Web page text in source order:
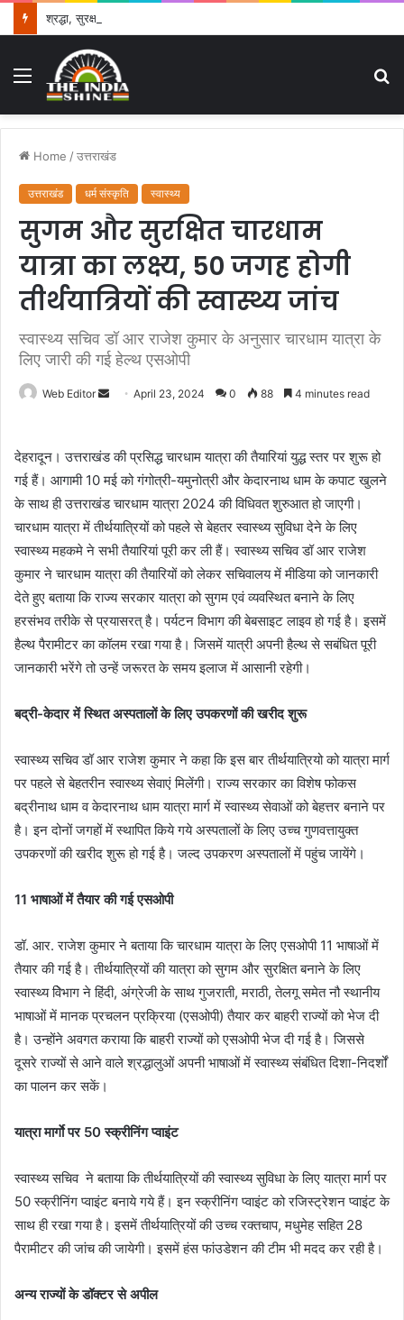
Menu
Home /उत्तराखंड
उत्तराखंड धर्म संस्कृति स्वास्थ्य
सुगम और सुरक्षित चारधाम
यात्रा का लक्ष्य, 50 जगह होगी
तीर्थयात्रियों की स्वास्थ्य जांच
स्वास्थ्य सचिव डॉ आर राजेश कुमार के अनुसार चारधाम यात्रा के
लिए जारी की गई हेल्थ एसओपी
Web Editor
d
a
n
e
m
a
April 23, 2024 0 88 4 minutes read
देहरादून। उत्तराखंड की प्रसिद्ध चारधाम यात्रा की तैयारियां युद्ध स्तर पर शुरू हो
गई हैं। आगामी 10 मई को गंगोत्री-यमुनोत्री और केदारनाथ धाम के कपाट खुलने
के साथ ही उत्तराखंड चारधाम यात्रा 2024 की विधिवत शुरुआत हो जाएगी।
चारधाम यात्रा में तीर्थयात्रियों को पहले से बेहतर स्वास्थ्य सुविधा देने के लिए
स्वास्थ्य महकमे ने सभी तैयारियां पूरी कर ली हैं। स्वास्थ्य सचिव डॉ आर राजेश
कुमार ने चारधाम यात्रा की तैयारियों को लेकर सचिवालय में मीडिया को जानकारी
देते हुए बताया कि राज्य सरकार यात्रा को सुगम एवं व्यवस्थित बनाने के लिए
हरसंभव तरीके से प्रयासरत् है। पर्यटन विभाग की बेबसाइट लाइव हो गई है। इसमें
हैल्थ पैरामीटर का कॉलम रखा गया है। जिसमें यात्री अपनी हैल्थ से सबंधित पूरी
जानकारी भरेंगे तो उन्हें जरूरत के समय इलाज में आसानी रहेगी।
बद्री-केदार में स्थित अस्पतालों के लिए उपकरणों की खरीद शुरू
स्वास्थ्य सचिव डॉ आर राजेश कुमार ने कहा कि इस बार तीर्थयात्रियो को यात्रा मार्ग
पर पहले से बेहतरीन स्वास्थ्य सेवाएं मिलेंगी। राज्य सरकार का विशेष फोकस
बद्रीनाथ धाम व केदारनाथ धाम यात्रा मार्ग में स्वास्थ्य सेवाओं को बेहत्तर बनाने पर
है। इन दोनों जगहों में स्थापित किये गये अस्पतालों के लिए उच्च गुणवत्तायुक्त
उपकरणों की खरीद शुरू हो गई है। जल्द उपकरण अस्पतालों में पहुंच जायेंगे।
11 भाषाओं में तैयार की गई एसओपी
डॉ. आर. राजेश कुमार ने बताया कि चारधाम यात्रा के लिए एसओपी 11 भाषाओं में
तैयार की गई है। तीर्थयात्रियों की यात्रा को सुगम और सुरक्षित बनाने के लिए
स्वास्थ्य विेभाग ने हिंदी, अंग्रेजी के साथ गुजराती, मराठी, तेलगू समेत नौ स्थानीय
भाषाओं में मानक प्रचलन प्रक्रिया (एसओपी) तैयार कर बाहरी राज्यों को भेज दी
है। उन्होंने अवगत कराया कि बाहरी राज्यों को एसओपी भेज दी गई है। जिससे
दूसरे राज्यों से आने वाले श्रद्धालुओं अपनी भाषाओं में स्वास्थ्य संबंधित दिशा-निदर्शों
का पालन कर सकें।
यात्रा मार्गाे पर 50 स्क्रीनिंग प्वाइंट
स्वास्थ्य सचिव ने बताया कि तीर्थयात्रियों की स्वास्थ्य सुविधा के लिए यात्रा मार्ग पर
50 स्क्रीनिंग प्वाइंट बनाये गये हैं। इन स्क्रीनिंग प्वाइंट को रजिस्ट्रेशन प्वाइंट के
साथ ही रखा गया है। इसमें तीर्थयात्रियों की उच्च रक्तचाप, मधुमेह सहित 28
पैरामीटर की जांच की जायेगी। इसमें हंस फांउडेशन की टीम भी मदद कर रही है।
अन्य राज्यों के डॉक्टर से अपील